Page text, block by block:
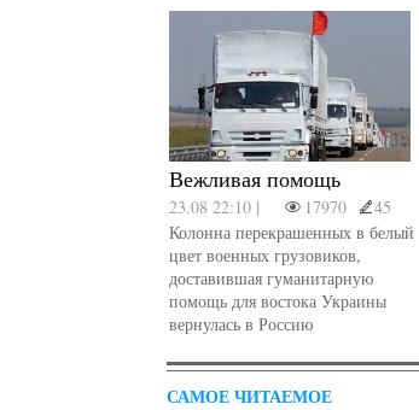
Вежливая помощь
23.08 22:10 | 17970
45
Колонна перекрашенных в белый
цвет военных грузовиков,
доставившая гуманитарную
помощь для востока Украины
вернулась в Россию
САМОЕ ЧИТАЕМОЕ